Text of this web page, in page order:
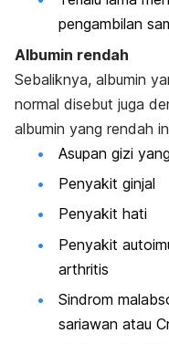
pengambilan
Albumin rendah
Sebaliknya, albumin
normal disebut juga
albumin yang rendah
Asupan gizi
Penyakit ginjal
Penyakit hati
Penyakit
arthritis
Sindrom
sariawan atau